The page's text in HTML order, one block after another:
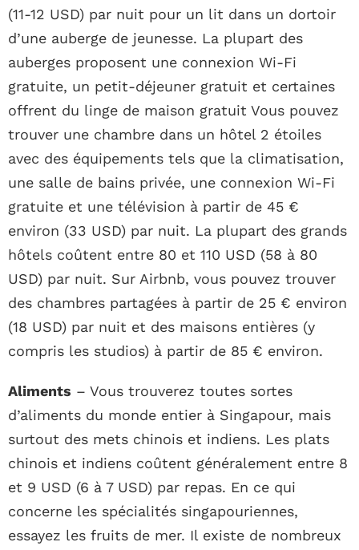
(11-12 USD) par nuit pour un lit dans un dortoir
d’une auberge de jeunesse. La plupart des
auberges proposent une connexion Wi-Fi
gratuite, un petit-déjeuner gratuit et certaines
offrent du linge de maison gratuit Vous pouvez
trouver une chambre dans un hôtel 2 étoiles
avec des équipements tels que la climatisation,
une salle de bains privée, une connexion Wi-Fi
gratuite et une télévision à partir de 45 €
environ (33 USD) par nuit. La plupart des grands
hôtels coûtent entre 80 et 110 USD (58 à 80
USD) par nuit. Sur Airbnb, vous pouvez trouver
des chambres partagées à partir de 25 € environ
(18 USD) par nuit et des maisons entières (y
compris les studios) à partir de 85 € environ.
Aliments – Vous trouverez toutes sortes
d’aliments du monde entier à Singapour, mais
surtout des mets chinois et indiens. Les plats
chinois et indiens coûtent généralement entre 8
et 9 USD (6 à 7 USD) par repas. En ce qui
concerne les spécialités singapouriennes,
essayez les fruits de mer. Il existe de nombreux